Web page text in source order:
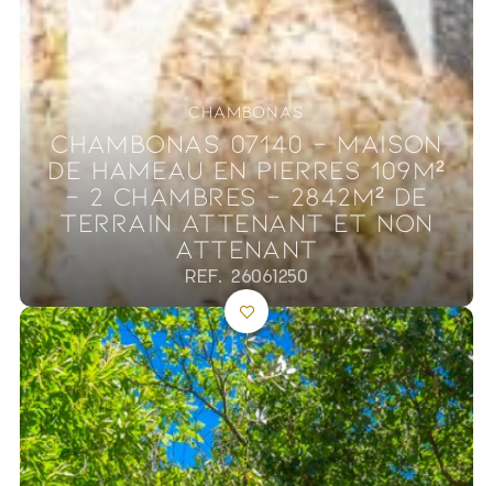
CHAMBONAS
CHAMBONAS 07140 - MAISON
DE HAMEAU EN PIERRES 109M²
- 2 CHAMBRES - 2842M² DE
TERRAIN ATTENANT ET NON
ATTENANT
REF. 26061250